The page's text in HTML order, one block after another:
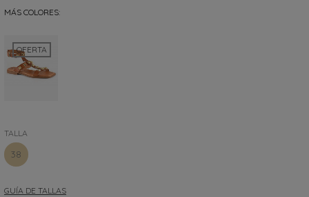
MÁS COLORES:
OFERTA
TALLA
38
GUÍA DE TALLAS